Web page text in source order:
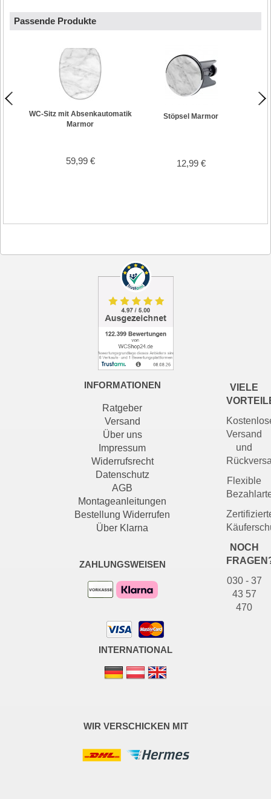
Passende Produkte
WC-Sitz mit Absenkautomatik
Marmor
59,99 €
Stöpsel Marmor
12,99 €
VIELE
Versand
und
Flexible
NOCH
030 - 37
43 57
470
INFORMATIONEN
Ratgeber
Versand
Über uns
Impressum
Widerrufsrecht
Datenschutz
AGB
Montageanleitungen
Bestellung Widerrufen
Über Klarna
ZAHLUNGSWEISEN
INTERNATIONAL
WIR VERSCHICKEN MIT